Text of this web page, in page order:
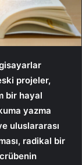
projeler,
bir hayal
yazma
uluslararası
radikal bir